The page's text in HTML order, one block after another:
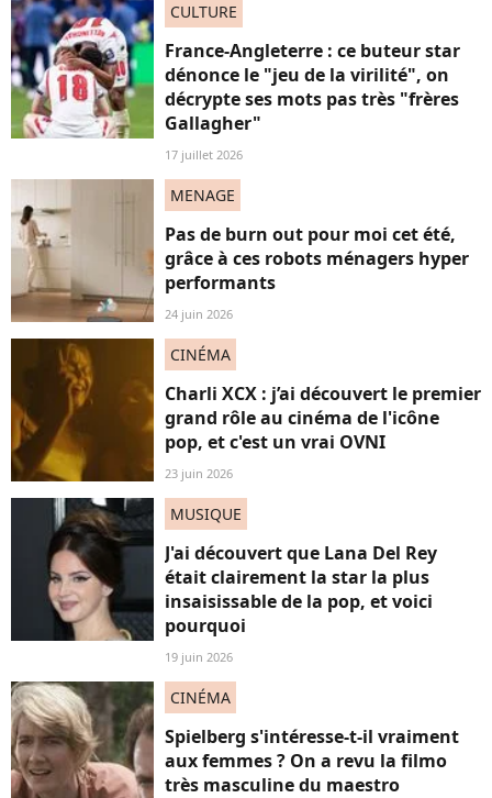
CULTURE
France-Angleterre : ce buteur star
dénonce le "jeu de la virilité", on
décrypte ses mots pas très "frères
Gallagher"
17 juillet 2026
MENAGE
Pas de burn out pour moi cet été,
grâce à ces robots ménagers hyper
performants
24 juin 2026
CINÉMA
Charli XCX : j’ai découvert le premier
grand rôle au cinéma de l'icône
pop, et c'est un vrai OVNI
23 juin 2026
MUSIQUE
J'ai découvert que Lana Del Rey
était clairement la star la plus
insaisissable de la pop, et voici
pourquoi
19 juin 2026
CINÉMA
Spielberg s'intéresse-t-il vraiment
aux femmes ? On a revu la filmo
très masculine du maestro